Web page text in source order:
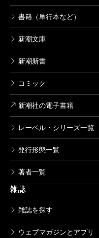
書籍（単行本など）
新潮文庫
新潮新書
コミック
新潮社の電子書籍
レーベル・シリーズ一覧
発行形態一覧
著者一覧
雑誌
雑誌を探す
ウェブマガジンとアプリ